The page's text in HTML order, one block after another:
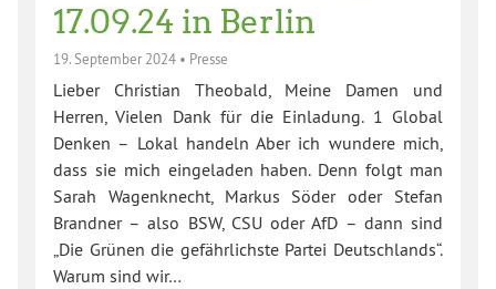
17.09.24 in Berlin
19. September 2024 • Presse
Lieber Christian Theobald, Meine Damen und
Herren, Vielen Dank für die Einladung. 1 Global
Denken – Lokal handeln Aber ich wundere mich,
dass sie mich eingeladen haben. Denn folgt man
Sarah Wagenknecht, Markus Söder oder Stefan
Brandner – also BSW, CSU oder AfD – dann sind
„Die Grünen die gefährlichste Partei Deutschlands“.
Warum sind wir…